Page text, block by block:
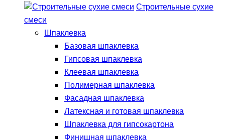
Строительные сухие
смеси
Шпаклевка
Базовая шпаклевка
Гипсовая шпаклевка
Клеевая шпаклевка
Полимерная шпаклевка
Фасадная шпаклевка
Латексная и готовая шпаклевка
Шпаклевка для гипсокартона